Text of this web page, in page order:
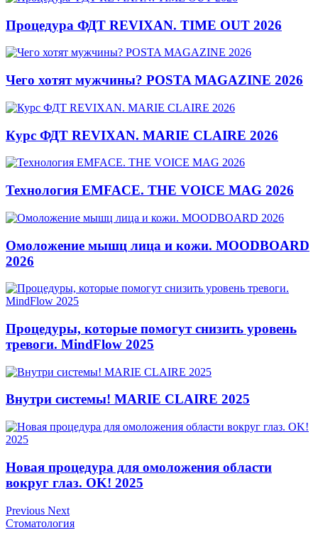
Процедура ФДТ REVIXAN. TIME OUT 2026
Чего хотят мужчины? POSTA MAGAZINE 2026
Курс ФДТ REVIXAN. MARIE CLAIRE 2026
Технология EMFACE. THE VOICE MAG 2026
Омоложение мышц лица и кожи. MOODBOARD
2026
Процедуры, которые помогут снизить уровень
тревоги. MindFlow 2025
Внутри системы! MARIE CLAIRE 2025
Новая процедура для омоложения области
вокруг глаз. OK! 2025
Previous Next
Стоматология